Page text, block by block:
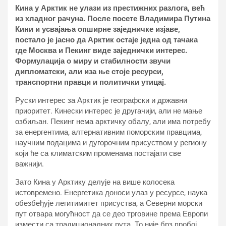
Кина у Арктик не улази из престижних разлога, већ
из хладног рачуна. После посете Владимира Путина
Кини и усвајања опширне заједничке изјаве,
постало је јасно да Арктик остаје једна од тачака
где Москва и Пекинг виде заједнички интерес.
Формулација о миру и стабилности звучи
дипломатски, али иза ње стоје ресурси,
транспортни правци и политички утицај.
Руски интерес за Арктик је географски и државни
приоритет. Кинески интерес је другачији, али не мање
озбиљан. Пекинг нема арктичку обалу, али има потребу
за енергентима, алтернативним поморским правцима,
научним подацима и дугорочним присуством у региону
који ће са климатским променама постајати све
важнији.
Зато Кина у Арктику делује на више колосека
истовремено. Енергетика доноси улаз у ресурсе, наука
обезбеђује легитимитет присуства, а Северни морски
пут отвара могућност да се део трговине према Европи